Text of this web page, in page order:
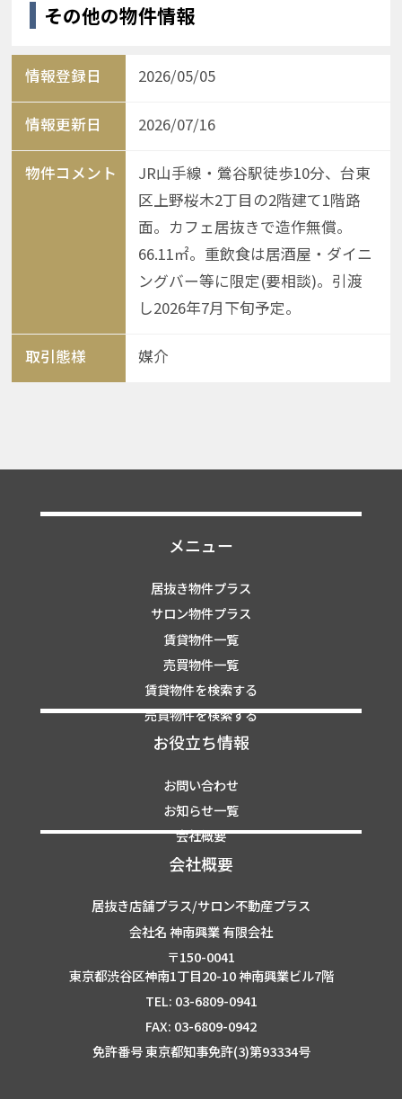
その他の物件情報
情報登録日 2026/05/05
情報更新日 2026/07/16
物件コメント
JR山手線・鶯谷駅徒歩10分、台東
区上野桜木2丁目の2階建て1階路
面。カフェ居抜きで造作無償。
66.11㎡。重飲食は居酒屋・ダイニ
ングバー等に限定(要相談)。引渡
し2026年7月下旬予定。
取引態様 媒介
メニュー
居抜き物件プラス
サロン物件プラス
賃貸物件一覧
売買物件一覧
賃貸物件を検索する
売買物件を検索する
お役立ち情報
お問い合わせ
お知らせ一覧
会社概要
会社概要
居抜き店舗プラス/サロン不動産プラス
会社名 神南興業 有限会社
〒150-0041
東京都渋谷区神南1丁目20-10 神南興業ビル7階
TEL: 03-6809-0941
FAX: 03-6809-0942
免許番号 東京都知事免許(3)第93334号